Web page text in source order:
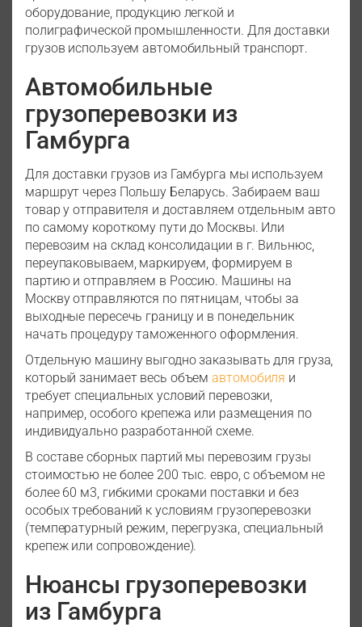
оборудование, продукцию легкой и
полиграфической промышленности. Для доставки
грузов используем автомобильный транспорт.
Автомобильные
грузоперевозки из
Гамбурга
Для доставки грузов из Гамбурга мы используем
маршрут через Польшу Беларусь. Забираем ваш
товар у отправителя и доставляем отдельным авто
по самому короткому пути до Москвы. Или
перевозим на склад консолидации в г. Вильнюс,
переупаковываем, маркируем, формируем в
партию и отправляем в Россию. Машины на
Москву отправляются по пятницам, чтобы за
выходные пересечь границу и в понедельник
начать процедуру таможенного оформления.
Отдельную машину выгодно заказывать для груза,
который занимает весь объемавтомобиля и
требует специальных условий перевозки,
например, особого крепежа или размещения по
индивидуально разработанной схеме.
В составе сборных партий мы перевозим грузы
стоимостью не более 200 тыс. евро, с объемом не
более 60 м3, гибкими сроками поставки и без
особых требований к условиям грузоперевозки
(температурный режим, перегрузка, специальный
крепеж или сопровождение).
Нюансы грузоперевозки
из Гамбурга